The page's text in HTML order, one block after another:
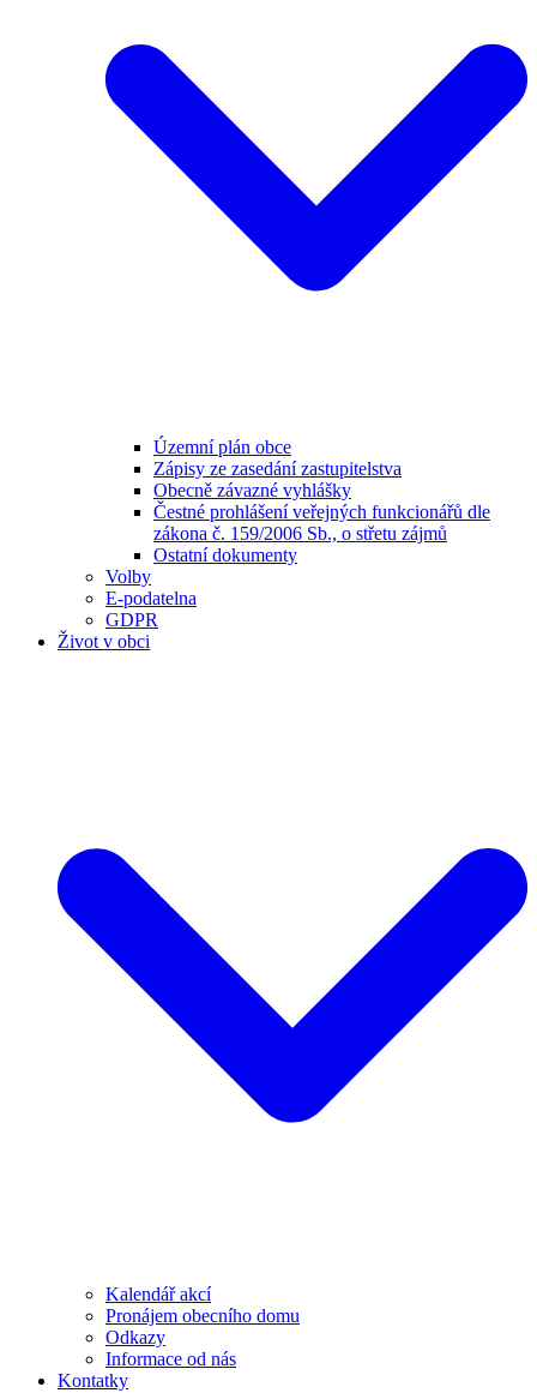
Územní plán obce
Zápisy ze zasedání zastupitelstva
Obecně závazné vyhlášky
Čestné prohlášení veřejných funkcionářů dle
zákona č. 159/2006 Sb., o střetu zájmů
Ostatní dokumenty
Volby
E-podatelna
GDPR
Život v obci
Kalendář akcí
Pronájem obecního domu
Odkazy
Informace od nás
Kontatky